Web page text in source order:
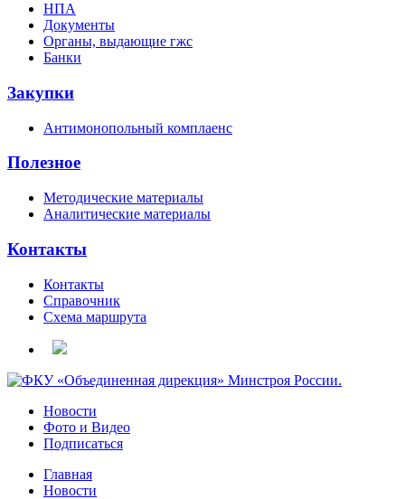
НПА
Документы
Органы, выдающие гжс
Банки
Закупки
Антимонопольный комплаенс
Полезное
Методические материалы
Аналитические материалы
Контакты
Контакты
Справочник
Схема маршрута
Новости
Фото и Видео
Подписаться
Главная
Новости